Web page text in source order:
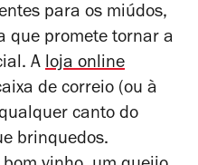
para os miúdos,
que promete tornar a
A loja online
de correio (ou à
canto do
brinquedos.